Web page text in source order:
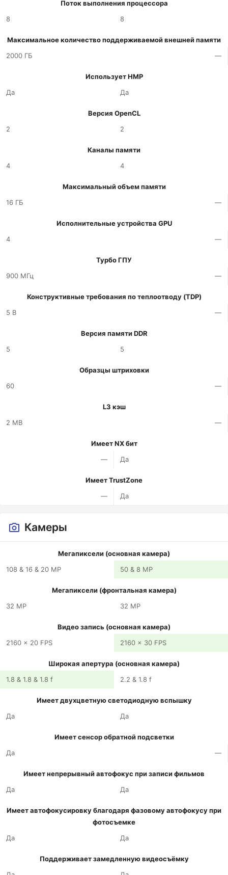
Поток выполнения процессора
8
8
Максимальное количество поддерживаемой внешней памяти
2000 ГБ
—
Использует HMP
Да
Да
Версия OpenCL
2
2
Каналы памяти
4
4
Максимальный объем памяти
16 ГБ
—
Исполнительные устройства GPU
4
—
Турбо ГПУ
900 МГц
—
Конструктивные требования по теплоотводу (TDP)
5 В
—
Версия памяти DDR
5
5
Образцы штриховки
60
—
L3 кэш
2 MB
—
Имеет NX бит
—
Да
Имеет TrustZone
—
Да
Камеры
Мегапиксели (основная камера)
108 & 16 & 20 MP
50 & 8 MP
Мегапиксели (фронтальная камера)
32 MP
32 MP
Видео запись (основная камера)
2160 x 20 FPS
2160 x 30 FPS
Широкая апертура (основная камера)
1.8 & 1.8 & 1.8 f
2.2 & 1.8 f
Имеет двухцветную светодиодную вспышку
Да
Да
Имеет сенсор обратной подсветки
Да
—
Имеет непрерывный автофокус при записи фильмов
Да
Да
Имеет автофокусировку благодаря фазовому автофокусу при
фотосъемке
Да
Да
Поддерживает замедленную видеосъёмку